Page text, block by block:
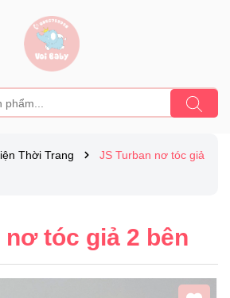
Thời Trang
JS Turban nơ tóc giả
nơ tóc giả 2 bên